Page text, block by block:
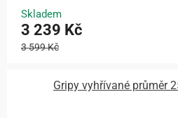
Skladem
3 239 Kč
3 599 Kč
Gripy vyhřívané průměr